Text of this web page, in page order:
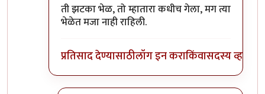
ती झटका भेळ, तो म्हातारा कधीच गेला, मग त्या
भेळेत मजा नाही राहिली.
प्रतिसाद देण्यासाठीलॉग इन कराकिंवासदस्य व्हा